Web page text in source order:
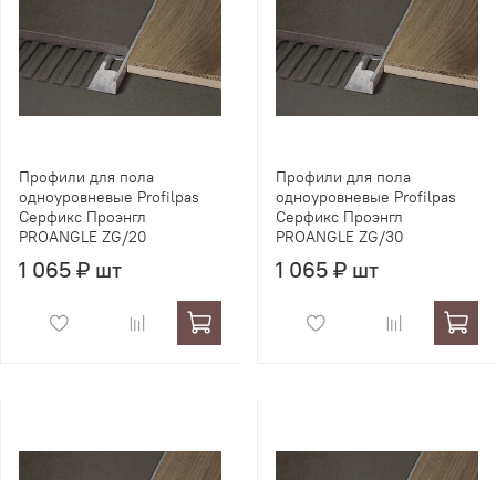
Профили для пола
одноуровневые Profilpas
Серфикс Проэнгл
PROANGLE ZG/20
1 065 ₽ шт
Профили для пола
одноуровневые Profilpas
Серфикс Проэнгл
PROANGLE ZG/30
1 065 ₽ шт